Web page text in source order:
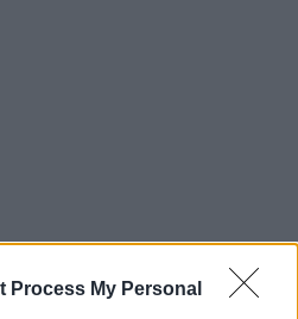
Process My Personalin crescita